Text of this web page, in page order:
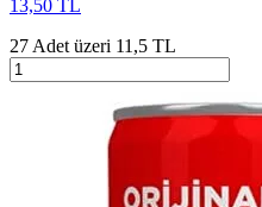
13,50 TL
27 Adet üzeri 11,5 TL